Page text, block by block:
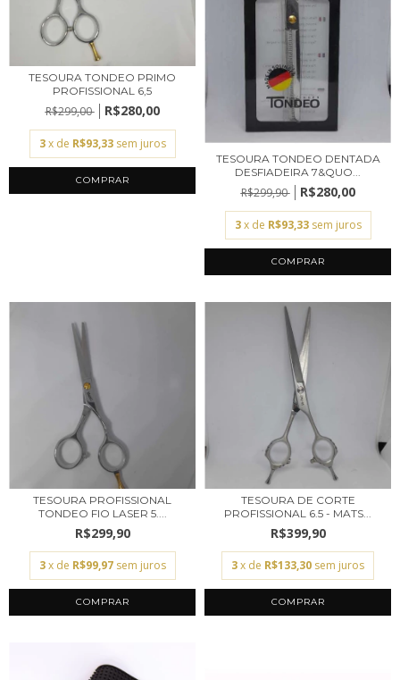
TESOURA TONDEO PRIMO
PROFISSIONAL 6,5
R$299,00 R$280,00
3 x de R$93,33 sem juros
TESOURA TONDEO DENTADA
DESFIADEIRA 7&QUO...
R$299,90 R$280,00
3 x de R$93,33 sem juros
TESOURA PROFISSIONAL
TONDEO FIO LASER 5....
R$299,90
3 x de R$99,97 sem juros
TESOURA DE CORTE
PROFISSIONAL 6.5 - MATS...
R$399,90
3x de R$133,30 sem juros